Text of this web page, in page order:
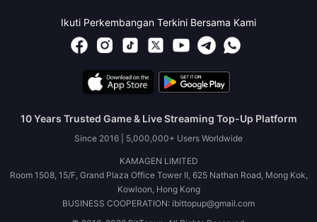
Ikuti Perkembangan Terkini Bersama Kami
10 Years Trusted Game & Live Streaming Top-Up Platform
Since 2016 | 5,000,000+ Users Worldwide
KAMAGEN LIMITED
Room 1508, 15/F, Grand Plaza Office Tower II, 625 Nathan Road, Mong Kok,
Kowloon, Hong Kong
BUSINESS COOPERATION: ibittopup@gmail.com